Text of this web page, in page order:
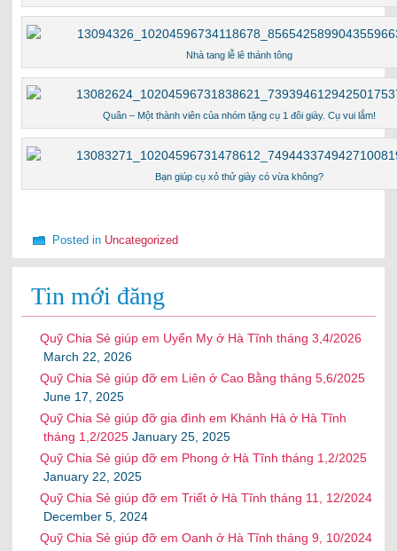
Nhà tang lễ lê thánh tông
Quân – Một thành viên của nhóm tặng cụ 1 đôi giày. Cụ vui lắm!
Bạn giúp cụ xỏ thử giày có vừa không?
Posted in Uncategorized
Tin mới đăng
Quỹ Chia Sẻ giúp em Uyển My ở Hà Tĩnh tháng 3,4/2026
March 22, 2026
Quỹ Chia Sẻ giúp đỡ em Liên ở Cao Bằng tháng 5,6/2025
June 17, 2025
Quỹ Chia Sẻ giúp đỡ gia đình em Khánh Hà ở Hà Tĩnh
tháng 1,2/2025 January 25, 2025
Quỹ Chia Sẻ giúp đỡ em Phong ở Hà Tĩnh tháng 1,2/2025
January 22, 2025
Quỹ Chia Sẻ giúp đỡ em Triết ở Hà Tĩnh tháng 11, 12/2024
December 5, 2024
Quỹ Chia Sẻ giúp đỡ em Oanh ở Hà Tĩnh tháng 9, 10/2024